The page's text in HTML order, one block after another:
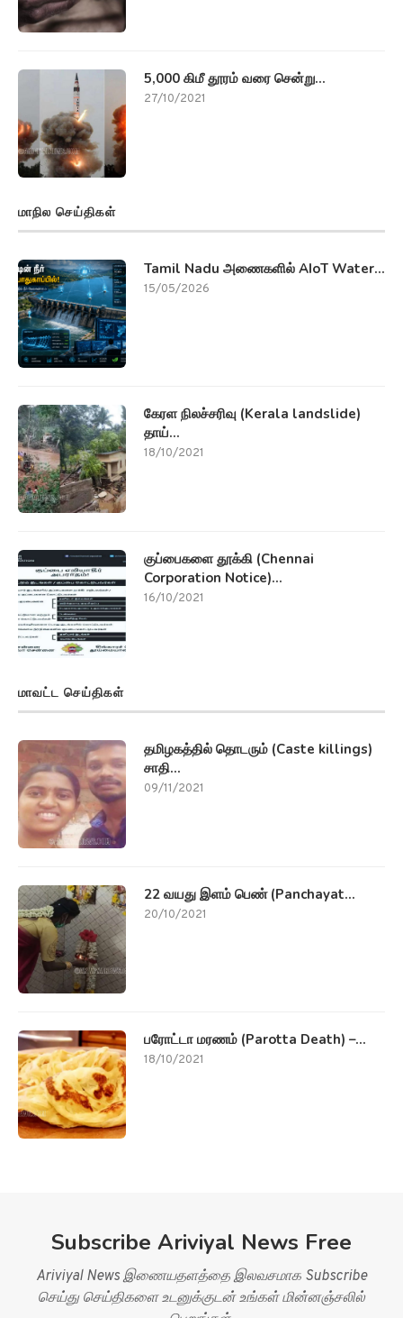
5,000 கிமீ தூரம் வரை சென்று...
27/10/2021
மாநில செய்திகள்
Tamil Nadu அணைகளில் AIoT Water...
15/05/2026
கேரள நிலச்சரிவு (Kerala landslide)
தாய்...
18/10/2021
குப்பைகளை தூக்கி (Chennai
Corporation Notice)...
16/10/2021
மாவட்ட செய்திகள்
தமிழகத்தில் தொடரும் (Caste killings)
சாதி...
09/11/2021
22 வயது இளம் பெண் (Panchayat...
20/10/2021
பரோட்டா மரணம் (Parotta Death) –...
18/10/2021
Subscribe Ariviyal News Free
Ariviyal News இணையதளத்தை இலவசமாக Subscribe
செய்து செய்திகளை உடனுக்குடன் உங்கள் மின்னஞ்சலில்